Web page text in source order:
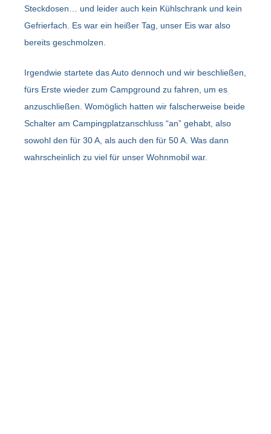
Steckdosen… und leider auch kein Kühlschrank und kein
Gefrierfach. Es war ein heißer Tag, unser Eis war also
bereits geschmolzen.
Irgendwie startete das Auto dennoch und wir beschließen,
fürs Erste wieder zum Campground zu fahren, um es
anzuschließen. Womöglich hatten wir falscherweise beide
Schalter am Campingplatzanschluss “an” gehabt, also
sowohl den für 30 A, als auch den für 50 A. Was dann
wahrscheinlich zu viel für unser Wohnmobil war.